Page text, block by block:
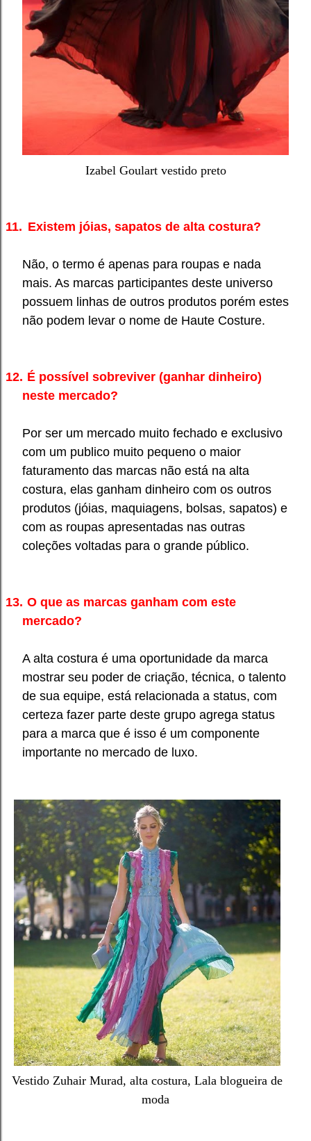
Izabel Goulart vestido preto
11. Existem jóias, sapatos de alta costura?
Não, o termo é apenas para roupas e nada
mais. As marcas participantes deste universo
possuem linhas de outros produtos porém estes
não podem levar o nome de Haute Costure.
12. É possível sobreviver (ganhar dinheiro)
neste mercado?
Por ser um mercado muito fechado e exclusivo
com um publico muito pequeno o maior
faturamento das marcas não está na alta
costura, elas ganham dinheiro com os outros
produtos (jóias, maquiagens, bolsas, sapatos) e
com as roupas apresentadas nas outras
coleções voltadas para o grande público.
13. O que as marcas ganham com este
mercado?
A alta costura é uma oportunidade da marca
mostrar seu poder de criação, técnica, o talento
de sua equipe, está relacionada a status, com
certeza fazer parte deste grupo agrega status
para a marca que é isso é um componente
importante no mercado de luxo.
Vestido Zuhair Murad, alta costura, Lala blogueira de
moda